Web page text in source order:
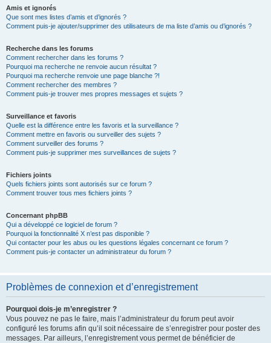
Amis et ignorés
Que sont mes listes d’amis et d’ignorés ?
Comment puis-je ajouter/supprimer des utilisateurs de ma liste d’amis ou d’ignorés ?
Recherche dans les forums
Comment rechercher dans les forums ?
Pourquoi ma recherche ne renvoie aucun résultat ?
Pourquoi ma recherche renvoie une page blanche ?!
Comment rechercher des membres ?
Comment puis-je trouver mes propres messages et sujets ?
Surveillance et favoris
Quelle est la différence entre les favoris et la surveillance ?
Comment mettre en favoris ou surveiller des sujets ?
Comment surveiller des forums ?
Comment puis-je supprimer mes surveillances de sujets ?
Fichiers joints
Quels fichiers joints sont autorisés sur ce forum ?
Comment trouver tous mes fichiers joints ?
Concernant phpBB
Qui a développé ce logiciel de forum ?
Pourquoi la fonctionnalité X n’est pas disponible ?
Qui contacter pour les abus ou les questions légales concernant ce forum ?
Comment puis-je contacter un administrateur du forum ?
Problèmes de connexion et d’enregistrement
Pourquoi dois-je m’enregistrer ?
Vous pouvez ne pas le faire, mais l’administrateur du forum peut avoir
configuré les forums afin qu’il soit nécessaire de s’enregistrer pour poster des
messages. Par ailleurs, l’enregistrement vous permet de bénéficier de